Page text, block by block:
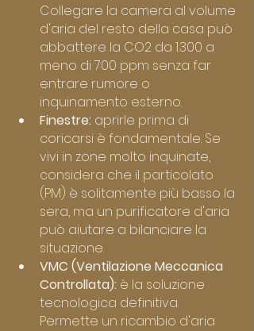
Collegare la camera al volume
d'aria del resto della casa può
abbattere la CO2 da 1.300 a
meno di 700 ppm senza far
entrare rumore o
inquinamento esterno.
Finestre: aprirle prima di
coricarsi è fondamentale. Se
vivi in zone molto inquinate,
considera che il particolato
(PM) è solitamente più basso la
sera, ma un purificatore d'aria
può aiutare a bilanciare la
situazione.
VMC (Ventilazione Meccanica
Controllata): è la soluzione
tecnologica definitiva.
Permette un ricambio d'aria